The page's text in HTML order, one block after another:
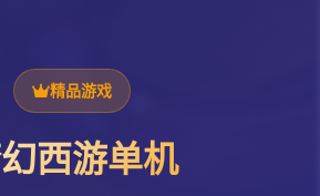
精品游戏
西游单机